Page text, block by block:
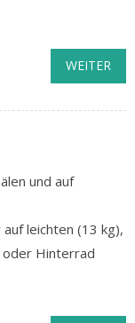
WEITER
und auf
leichten (13 kg),
oder Hinterrad